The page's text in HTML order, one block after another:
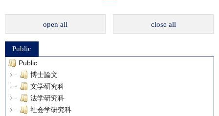
open all close all
Public
Public
博士論文
文学研究科
法学研究科
社会学研究科